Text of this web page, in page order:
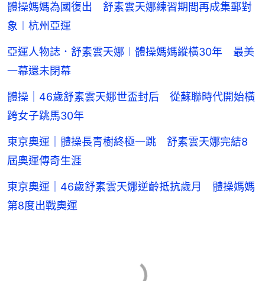
體操媽媽為國復出 舒素雲天娜練習期間再成集郵對
象︱杭州亞運
亞運人物誌．舒素雲天娜︱體操媽媽縱橫30年 最美
一幕還未閉幕
體操｜46歲舒素雲天娜世盃封后 從蘇聯時代開始橫
跨女子跳馬30年
東京奧運｜體操長青樹終極一跳 舒素雲天娜完結8
屆奧運傳奇生涯
東京奧運｜46歲舒素雲天娜逆齡抵抗歲月 體操媽媽
第8度出戰奧運